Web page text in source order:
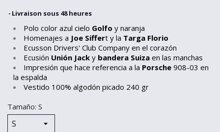
Livraison sous 48 heures
Polo color azul cielo Golfo y naranja
Homenajes a Joe Siffert y la Targa Florio
Ecusson Drivers' Club Company en el corazón
Ecusión Unión Jack y bandera Suiza en las manchas
Impresión que hace referencia a la Porsche 908-03 en
la espalda
Vestido 100% algodón picado 240 gr
Tamaño: S